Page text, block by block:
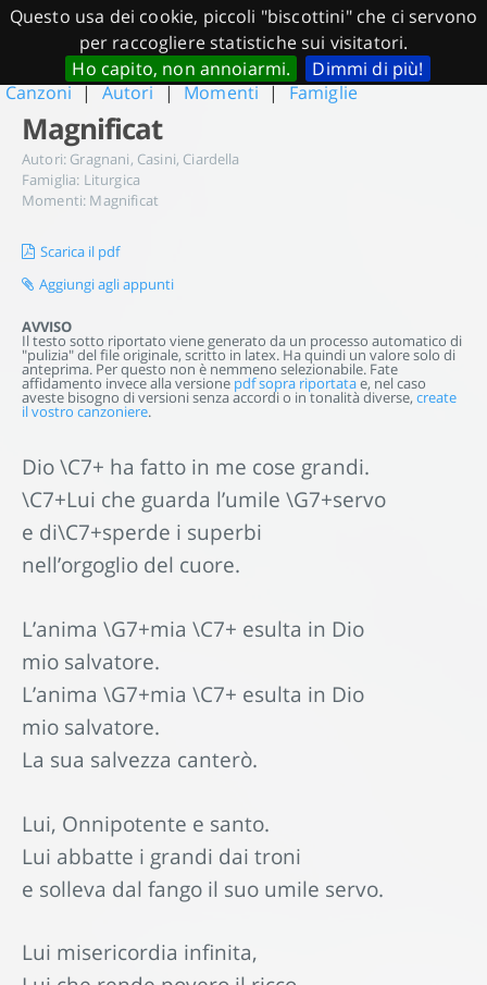
Questo usa dei cookie, piccoli "biscottini" che ci servono
per raccogliere statistiche sui visitatori.
Ho capito, non annoiarmi.
Dimmi di più!
Canzoni | Autori | Momenti | Famiglie
Magnificat
Autori: Gragnani, Casini, Ciardella
Famiglia: Liturgica
Momenti: Magnificat
Scarica il pdf
Aggiungi agli appunti
AVVISO
Il testo sotto riportato viene generato da un processo automatico di
"pulizia" del file originale, scritto in latex. Ha quindi un valore solo di
anteprima. Per questo non è nemmeno selezionabile. Fate
affidamento invece alla versione pdf sopra riportatae, nel caso
aveste bisogno di versioni senza accordi o in tonalità diverse, create
il vostro canzoniere.
Dio \C7+ ha fatto in me cose grandi.
\C7+Lui che guarda l’umile \G7+servo
e di\C7+sperde i superbi
nell’orgoglio del cuore.
L’anima \G7+mia \C7+ esulta in Dio
mio salvatore.
L’anima \G7+mia \C7+ esulta in Dio
mio salvatore.
La sua salvezza canterò.
Lui, Onnipotente e santo.
Lui abbatte i grandi dai troni
e solleva dal fango il suo umile servo.
Lui misericordia infinita,